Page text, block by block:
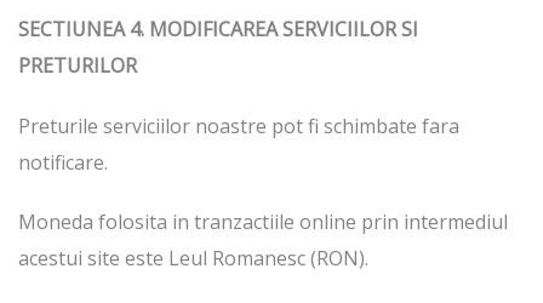
SECTIUNEA 4. MODIFICAREA SERVICIILOR SI
PRETURILOR
Preturile serviciilor noastre pot fi schimbate fara
notificare.
Moneda folosita in tranzactiile online prin intermediul
acestui site este Leul Romanesc (RON).